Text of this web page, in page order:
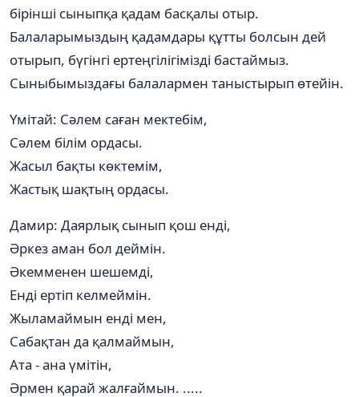
бірінші сыныпқа қадам басқалы отыр.
Балаларымыздың қадамдары құтты болсын дей
отырып, бүгінгі ертеңгілігімізді бастаймыз.
Сыныбымыздағы балалармен таныстырып өтейін.
Үмітай: Сәлем саған мектебім,
Сәлем білім ордасы.
Жасыл бақты көктемім,
Жастық шақтың ордасы.
Дамир: Даярлық сынып қош енді,
Әркез аман бол деймін.
Әкемменен шешемді,
Енді ертіп келмеймін.
Жыламаймын енді мен,
Сабақтан да қалмаймын,
Ата - ана үмітін,
Әрмен қарай жалғаймын. .....